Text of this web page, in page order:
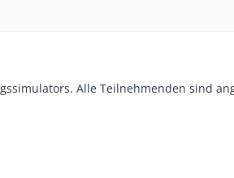
Alle Teilnehmenden sind